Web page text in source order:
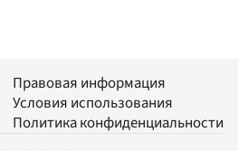
Правовая информация
Условия использования
Политика конфиденциальности